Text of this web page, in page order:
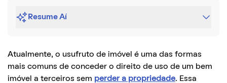
Resume Aí
Atualmente, o usufruto de imóvel é uma das formas
mais comuns de conceder o direito de uso de um bem
imóvel a terceiros sem perder a propriedade. Essa